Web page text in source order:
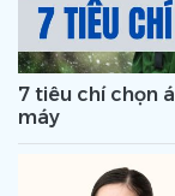
7 tiêu chí chọn
máy